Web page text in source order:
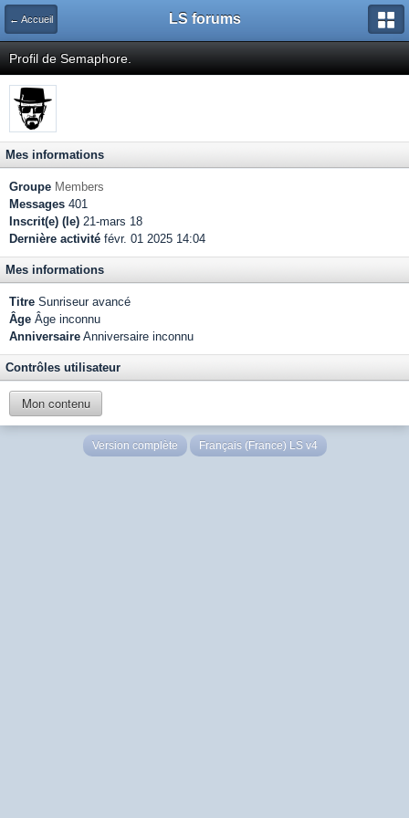
← Accueil LS forums
Profil de Semaphore.
Mes informations
Groupe Members
Messages 401
Inscrit(e) (le) 21-mars 18
Dernière activité févr. 01 2025 14:04
Mes informations
Titre Sunriseur avancé
Âge Âge inconnu
Anniversaire Anniversaire inconnu
Contrôles utilisateur
Mon contenu
Version complète Français (France) LS v4